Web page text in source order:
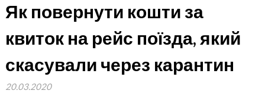
Як повернути кошти за
квиток на рейс поїзда, який
скасували через карантин
20.03.2020